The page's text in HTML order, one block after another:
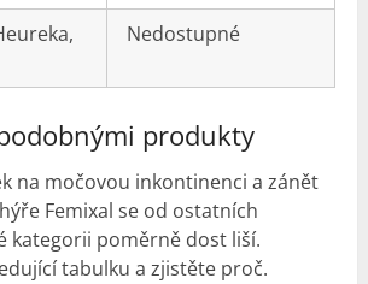
Nedostupné
produkty
na močovou inkontinenci a zánět
Femixal se od ostatních
kategorii poměrně dost liší.
tabulku a zjistěte proč.